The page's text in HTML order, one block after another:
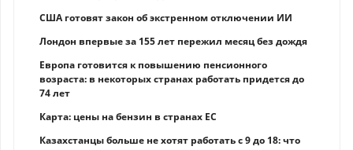
США готовят закон об экстренном отключении ИИ
Лондон впервые за 155 лет пережил месяц без дождя
Европа готовится к повышению пенсионного
возраста: в некоторых странах работать придется до
74 лет
Карта: цены на бензин в странах ЕС
Казахстанцы больше не хотят работать с 9 до 18: что